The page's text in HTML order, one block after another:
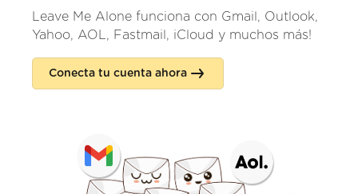
Leave Me Alone funciona con Gmail, Outlook,
Yahoo, AOL, Fastmail, iCloud y muchos más!
Conecta tu cuenta ahora